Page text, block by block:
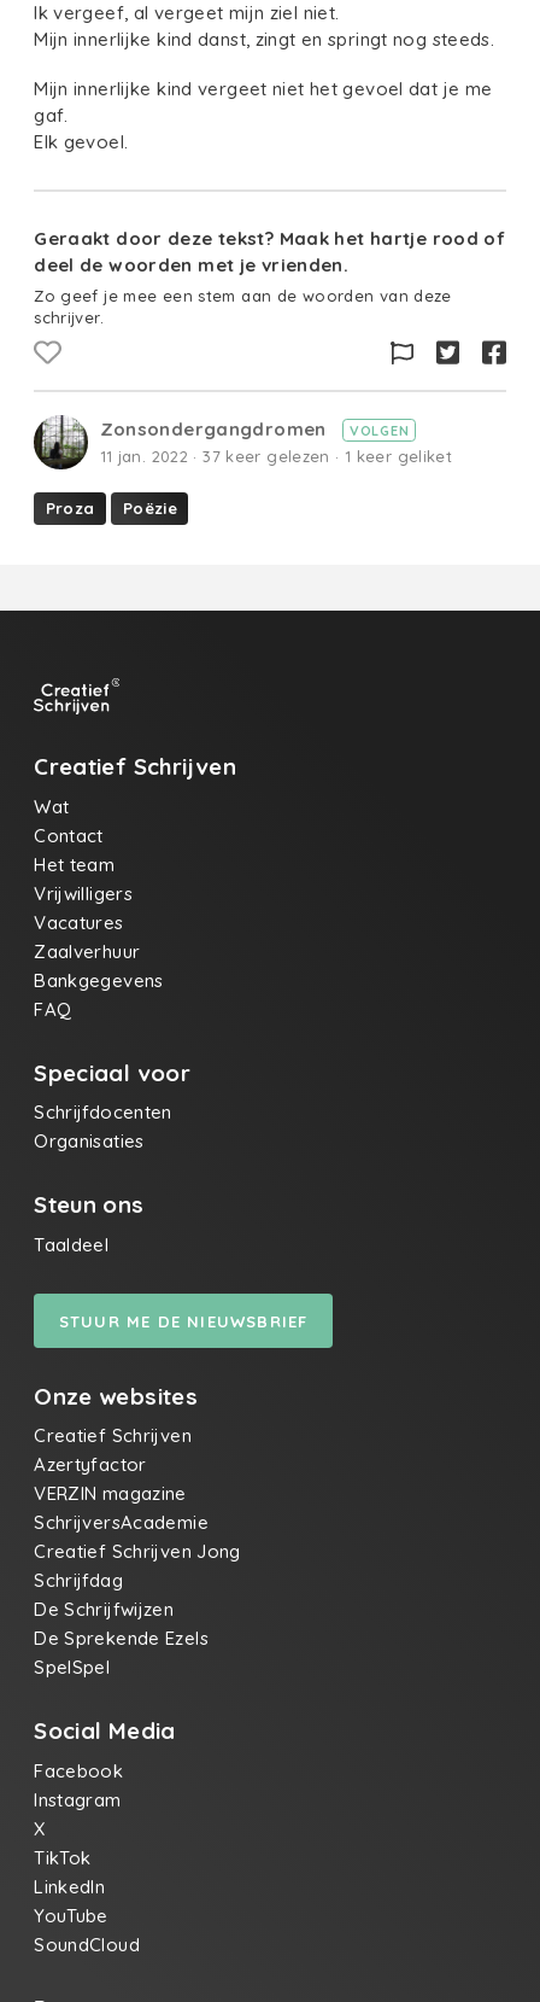
Ik vergeef, al vergeet mijn ziel niet.
Mijn innerlijke kind danst, zingt en springt nog steeds.
Mijn innerlijke kind vergeet niet het gevoel dat je me
gaf.
Elk gevoel.
Geraakt door deze tekst? Maak het hartje rood of
deel de woorden met je vrienden.
Zo geef je mee een stem aan de woorden van deze
schrijver.
Zonsondergangdromen VOLGEN
11 jan. 2022 · 37 keer gelezen · 1 keer geliket
Proza Poëzie
Creatief Schrijven
Wat
Contact
Het team
Vrijwilligers
Vacatures
Zaalverhuur
Bankgegevens
FAQ
Speciaal voor
Schrijfdocenten
Organisaties
Steun ons
Taaldeel
STUUR ME DE NIEUWSBRIEF
Onze websites
Creatief Schrijven
Azertyfactor
VERZIN magazine
SchrijversAcademie
Creatief Schrijven Jong
Schrijfdag
De Schrijfwijzen
De Sprekende Ezels
SpelSpel
Social Media
Facebook
Instagram
X
TikTok
LinkedIn
YouTube
SoundCloud